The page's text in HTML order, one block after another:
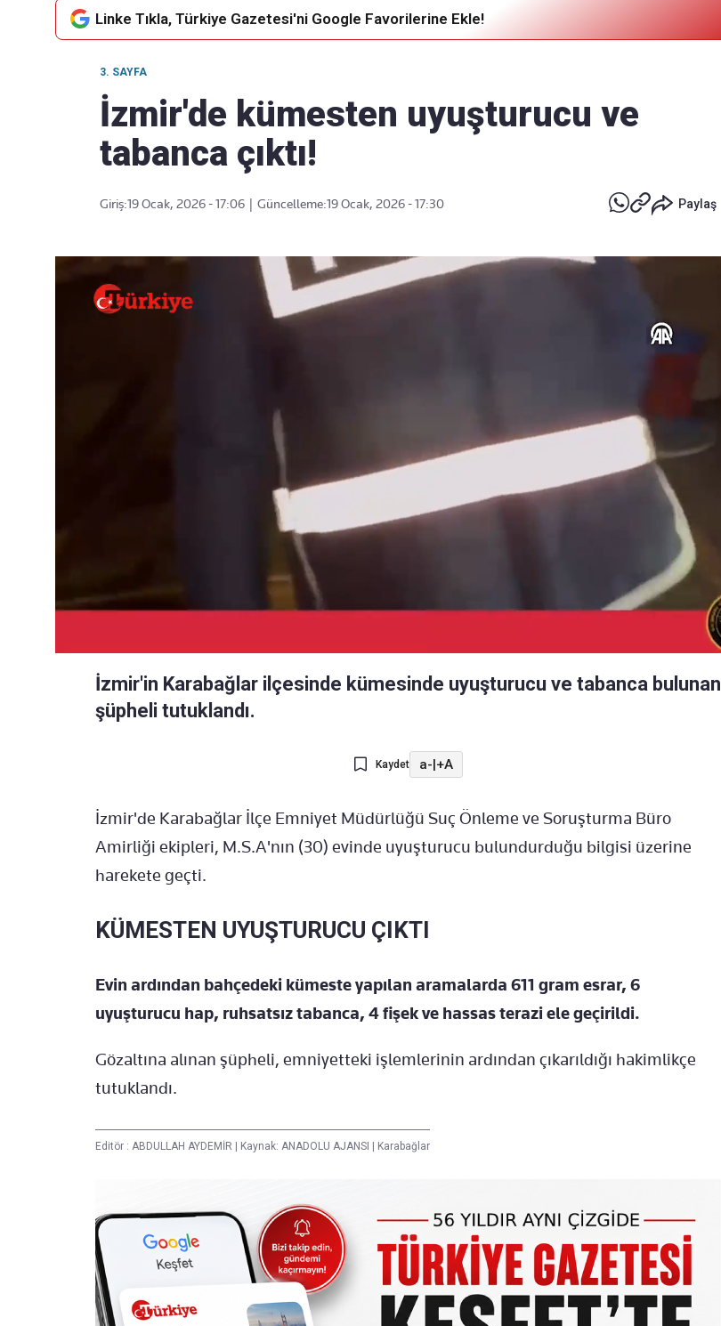
akışımıza ulaşın
göndermek içintıklayın
Linke Tıkla, Türkiye Gazetesi'ni Google Favorilerine Ekle!
3. SAYFA
İzmir'de kümesten uyuşturucu ve
tabanca çıktı!
Giriş:19 Ocak, 2026 - 17:06 Güncelleme:19 Ocak, 2026 - 17:30 Paylaş
İzmir'in Karabağlar ilçesinde kümesinde uyuşturucu ve tabanca bulunan
şüpheli tutuklandı.
Kaydet a-|+A
İzmir'de Karabağlar İlçe Emniyet Müdürlüğü Suç Önleme ve Soruşturma Büro
Amirliği ekipleri, M.S.A'nın (30) evinde uyuşturucu bulundurduğu bilgisi üzerine
harekete geçti.
KÜMESTEN UYUŞTURUCU ÇIKTI
Evin ardından bahçedeki kümeste yapılan aramalarda 611 gram esrar, 6
uyuşturucu hap, ruhsatsız tabanca, 4 fişek ve hassas terazi ele geçirildi.
Gözaltına alınan şüpheli, emniyetteki işlemlerinin ardından çıkarıldığı hakimlikçe
tutuklandı.
Editör : ABDULLAH AYDEMİR Kaynak: ANADOLU AJANSI Karabağlar